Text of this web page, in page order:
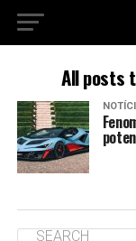
All posts